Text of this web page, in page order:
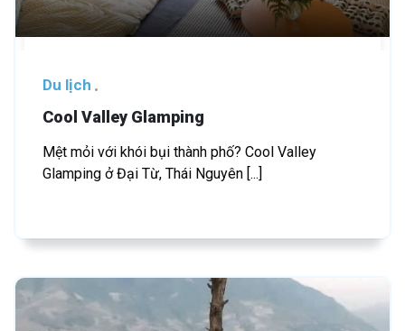
Du lịch
Cool Valley Glamping
Mệt mỏi với khói bụi thành phố? Cool Valley
Glamping ở Đại Từ, Thái Nguyên [...]